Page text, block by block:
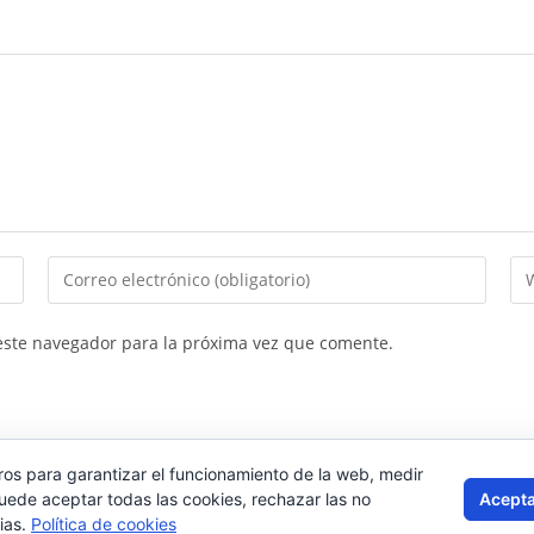
Introduce
tu
comentar
la
navegador para la próxima vez que comente.
para garantizar el funcionamiento de la web, medir
aceptar todas las cookies, rechazar las no
Política de cookies